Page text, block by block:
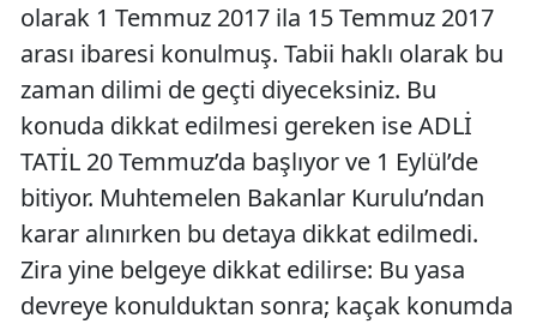
olarak 1 Temmuz 2017 ila 15 Temmuz 2017
arası ibaresi konulmuş. Tabii haklı olarak bu
zaman dilimi de geçti diyeceksiniz. Bu
konuda dikkat edilmesi gereken ise ADLİ
TATİL 20 Temmuz’da başlıyor ve 1 Eylül’de
bitiyor. Muhtemelen Bakanlar Kurulu’ndan
karar alınırken bu detaya dikkat edilmedi.
Zira yine belgeye dikkat edilirse: Bu yasa
devreye konulduktan sonra; kaçak konumda